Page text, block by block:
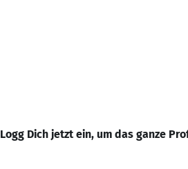
Logg Dich jetzt ein, um das ganze